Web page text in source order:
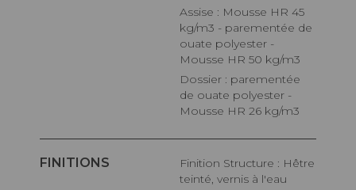
Assise : Mousse HR 45
kg/m3 - parementée de
ouate polyester -
Mousse HR 50 kg/m3
Dossier : parementée
de ouate polyester -
Mousse HR 26 kg/m3
FINITIONS
Finition Structure : Hêtre
teinté, vernis à l'eau